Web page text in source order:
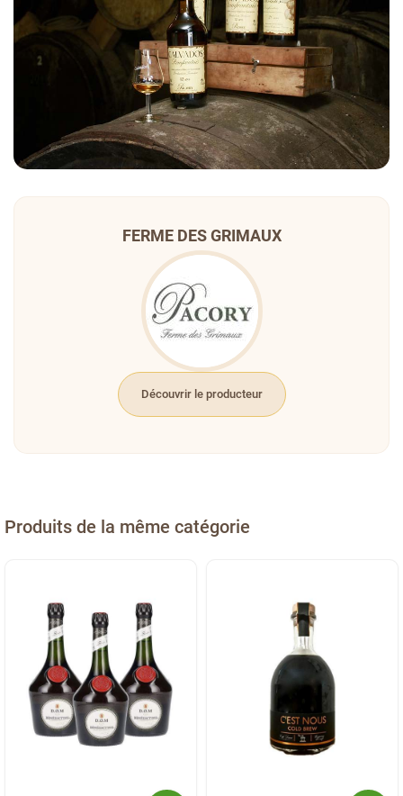
FERME DES GRIMAUX
Découvrir le producteur
Produits de la même catégorie